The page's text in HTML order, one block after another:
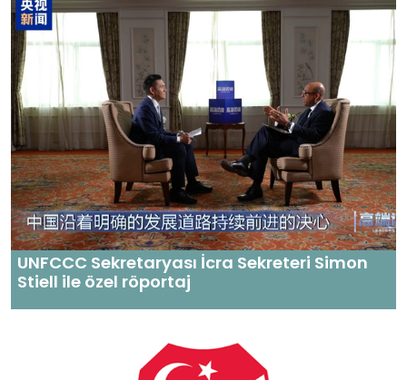
UNFCCC Sekretaryası İcra Sekreteri Simon
Stiell ile özel röportaj